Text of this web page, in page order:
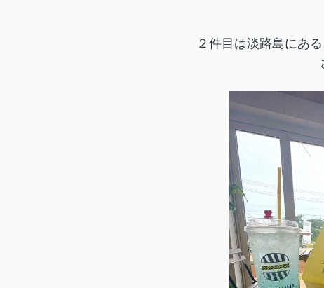
２件目は淡路島にあ